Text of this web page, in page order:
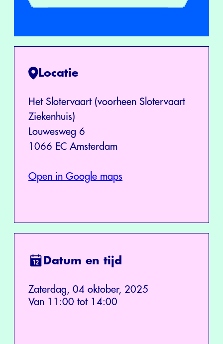
Locatie
Het Slotervaart (voorheen Slotervaart
Ziekenhuis)
Louwesweg 6
1066 EC Amsterdam
Open in Google maps
Datum en tijd
Zaterdag, 04 oktober, 2025
Van 11:00 tot 14:00